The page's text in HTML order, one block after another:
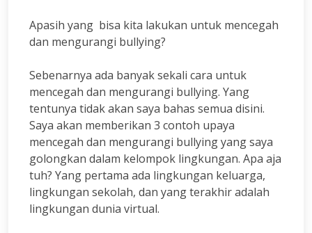
Apasih yang bisa kita lakukan untuk mencegah
dan mengurangi bullying?
Sebenarnya ada banyak sekali cara untuk
mencegah dan mengurangi bullying. Yang
tentunya tidak akan saya bahas semua disini.
Saya akan memberikan 3 contoh upaya
mencegah dan mengurangi bullying yang saya
golongkan dalam kelompok lingkungan. Apa aja
tuh? Yang pertama ada lingkungan keluarga,
lingkungan sekolah, dan yang terakhir adalah
lingkungan dunia virtual.